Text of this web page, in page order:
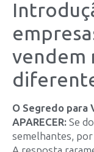
vendem
O Segredo para
APARECER: Se
semelhantes,